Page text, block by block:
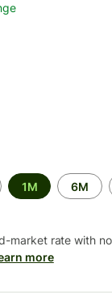
1M 6M
market rate with
more